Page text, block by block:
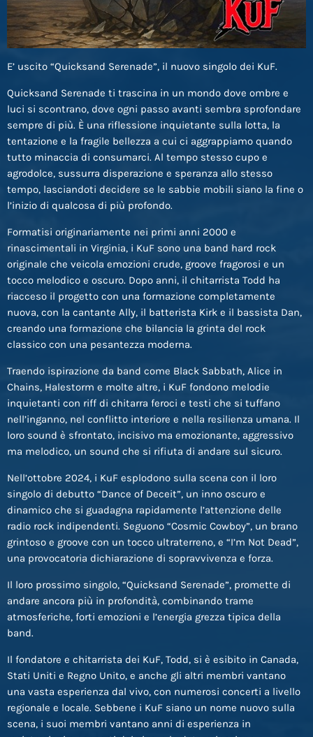
E’ uscito “Quicksand Serenade”, il nuovo singolo dei KuF.
Quicksand Serenade ti trascina in un mondo dove ombre e
luci si scontrano, dove ogni passo avanti sembra sprofondare
sempre di più. È una riflessione inquietante sulla lotta, la
tentazione e la fragile bellezza a cui ci aggrappiamo quando
tutto minaccia di consumarci. Al tempo stesso cupo e
agrodolce, sussurra disperazione e speranza allo stesso
tempo, lasciandoti decidere se le sabbie mobili siano la fine o
l’inizio di qualcosa di più profondo.
Formatisi originariamente nei primi anni 2000 e
rinascimentali in Virginia, i KuF sono una band hard rock
originale che veicola emozioni crude, groove fragorosi e un
tocco melodico e oscuro. Dopo anni, il chitarrista Todd ha
riacceso il progetto con una formazione completamente
nuova, con la cantante Ally, il batterista Kirk e il bassista Dan,
creando una formazione che bilancia la grinta del rock
classico con una pesantezza moderna.
Traendo ispirazione da band come Black Sabbath, Alice in
Chains, Halestorm e molte altre, i KuF fondono melodie
inquietanti con riff di chitarra feroci e testi che si tuffano
nell’inganno, nel conflitto interiore e nella resilienza umana. Il
loro sound è sfrontato, incisivo ma emozionante, aggressivo
ma melodico, un sound che si rifiuta di andare sul sicuro.
Nell’ottobre 2024, i KuF esplodono sulla scena con il loro
singolo di debutto “Dance of Deceit”, un inno oscuro e
dinamico che si guadagna rapidamente l’attenzione delle
radio rock indipendenti. Seguono “Cosmic Cowboy”, un brano
grintoso e groove con un tocco ultraterreno, e “I’m Not Dead”,
una provocatoria dichiarazione di sopravvivenza e forza.
Il loro prossimo singolo, “Quicksand Serenade”, promette di
andare ancora più in profondità, combinando trame
atmosferiche, forti emozioni e l’energia grezza tipica della
band.
Il fondatore e chitarrista dei KuF, Todd, si è esibito in Canada,
Stati Uniti e Regno Unito, e anche gli altri membri vantano
una vasta esperienza dal vivo, con numerosi concerti a livello
regionale e locale. Sebbene i KuF siano un nome nuovo sulla
scena, i suoi membri vantano anni di esperienza in